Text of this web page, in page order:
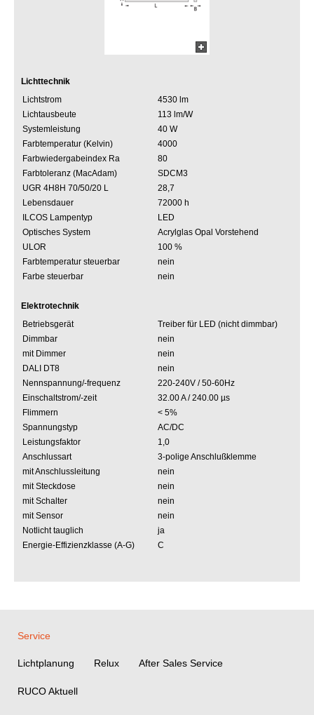
Lichttechnik
Lichtstrom
4530 lm
Lichtausbeute
113 lm/W
Systemleistung
40 W
Farbtemperatur (Kelvin)
4000
Farbwiedergabeindex Ra
80
Farbtoleranz (MacAdam)
SDCM3
UGR 4H8H 70/50/20 L
28,7
Lebensdauer
72000 h
ILCOS Lampentyp
LED
Optisches System
Acrylglas Opal Vorstehend
ULOR
100 %
Farbtemperatur steuerbar
nein
Farbe steuerbar
nein
Elektrotechnik
Betriebsgerät
Treiber für LED (nicht dimmbar)
Dimmbar
nein
mit Dimmer
nein
DALI DT8
nein
Nennspannung/-frequenz
220-240V / 50-60Hz
Einschaltstrom/-zeit
32.00 A / 240.00 µs
Flimmern
< 5%
Spannungstyp
AC/DC
Leistungsfaktor
1,0
Anschlussart
3-polige Anschlußklemme
mit Anschlussleitung
nein
mit Steckdose
nein
mit Schalter
nein
mit Sensor
nein
Notlicht tauglich
ja
Energie-Effizienzklasse (A-G)
C
Service
Lichtplanung Relux After Sales Service
RUCO Aktuell